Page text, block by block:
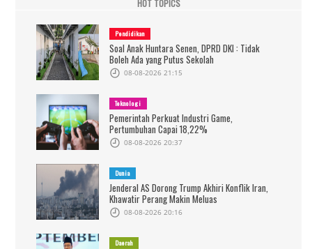
HOT TOPICS
Pendidikan
Soal Anak Huntara Senen, DPRD DKI : Tidak
Boleh Ada yang Putus Sekolah
08-08-2026 21:15
Teknologi
Pemerintah Perkuat Industri Game,
Pertumbuhan Capai 18,22%
08-08-2026 20:37
Dunia
Jenderal AS Dorong Trump Akhiri Konflik Iran,
Khawatir Perang Makin Meluas
08-08-2026 20:16
Daerah